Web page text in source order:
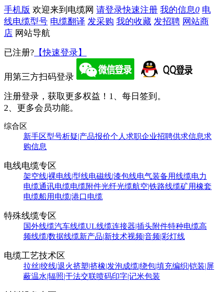
手机版 欢迎来到电缆网 请登录快速注册 我的信息0 电
线电缆型号 电缆翻译 发采购 我的收藏 发招聘 网站商
店 网站导航
已注册? 【快速登录】
用第三方扫码登录
注册登录，获取更多权益！ 1、每日签到。
2、更多会员功能。
综合区
新手区型号析疑|产品报价个人求职企业招聘供求信息求
购信息
电线电缆专区
架空线|裸电线|型线电磁线|漆包线电气装备用线缆电力
电缆通讯电缆电缆附件光纤光缆航空|铁路线缆矿用橡套
电缆船用电缆|港口电缆
特殊线缆专区
国外线缆汽车线缆UL线缆连接器|插头附件特种电缆高
频线缆|数据线缆新产品|新技术视频|音频|彩灯线
电缆工艺技术区
拉丝|绞线|退火挤塑|挤橡|发泡成缆|绕包|填充编织|铠装|屏
蔽温水|辐照|干法交联喷码印字|记米包装